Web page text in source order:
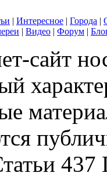
| Интересное | Города |
| Видео | Форум |
сайт
437